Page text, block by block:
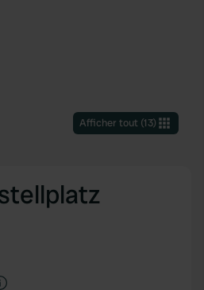
Afficher tout(13)